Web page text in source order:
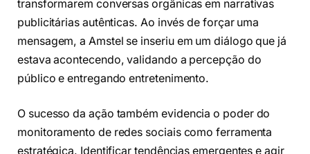
transformarem conversas orgânicas em narrativas
publicitárias autênticas. Ao invés de forçar uma
mensagem, a Amstel se inseriu em um diálogo que já
estava acontecendo, validando a percepção do
público e entregando entretenimento.
O sucesso da ação também evidencia o poder do
monitoramento de redes sociais como ferramenta
estratégica. Identificar tendências emergentes e agir